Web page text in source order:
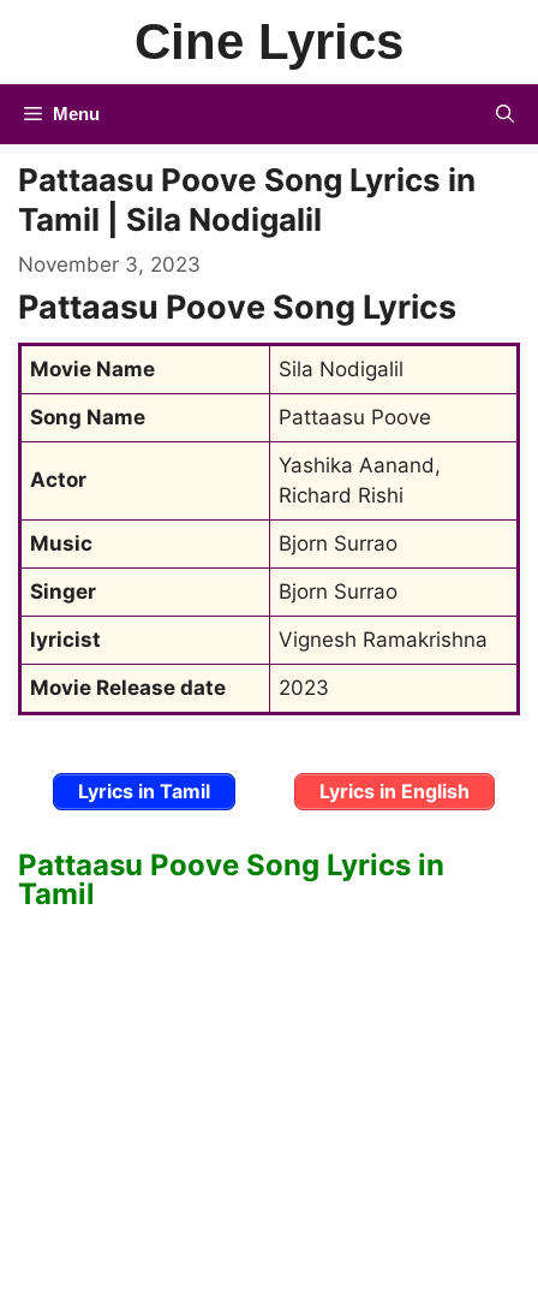
Cine Lyrics
Menu
Pattaasu Poove Song Lyrics in
Tamil | Sila Nodigalil
November 3, 2023
Pattaasu Poove Song Lyrics
Movie Name
Sila Nodigalil
Song Name
Pattaasu Poove
Actor
Yashika Aanand,
Richard Rishi
Music
Bjorn Surrao
Singer
Bjorn Surrao
lyricist
Vignesh Ramakrishna
Movie Release date
2023
Lyrics in Tamil Lyrics in English
Pattaasu Poove Song Lyrics in
Tamil